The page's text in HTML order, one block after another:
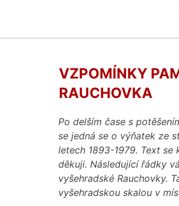
VZPOMÍNKY
RAUCHOVKA
Po delším čase s
se jedná se o výňatek ze
letech 1893-1979. Text
děkuji. Následující řádky
vyšehradské Rauchovky.
vyšehradskou skalou v